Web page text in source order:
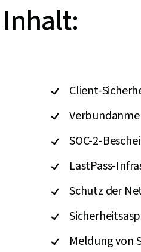
Inhalt:
Client-
SOC-2-
LastPass-
Schutz der
Meldung von